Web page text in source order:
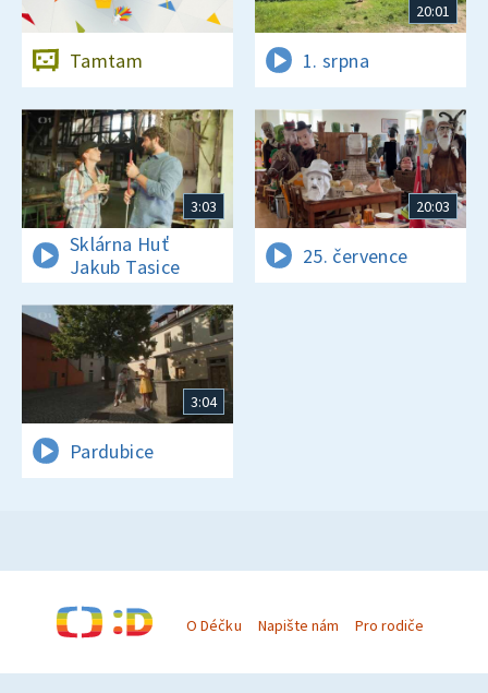
Tamtam
20:01
1. srpna
3:03
Sklárna Huť
Jakub Tasice
20:03
25. července
3:04
Pardubice
O Déčku Napište nám Pro rodiče